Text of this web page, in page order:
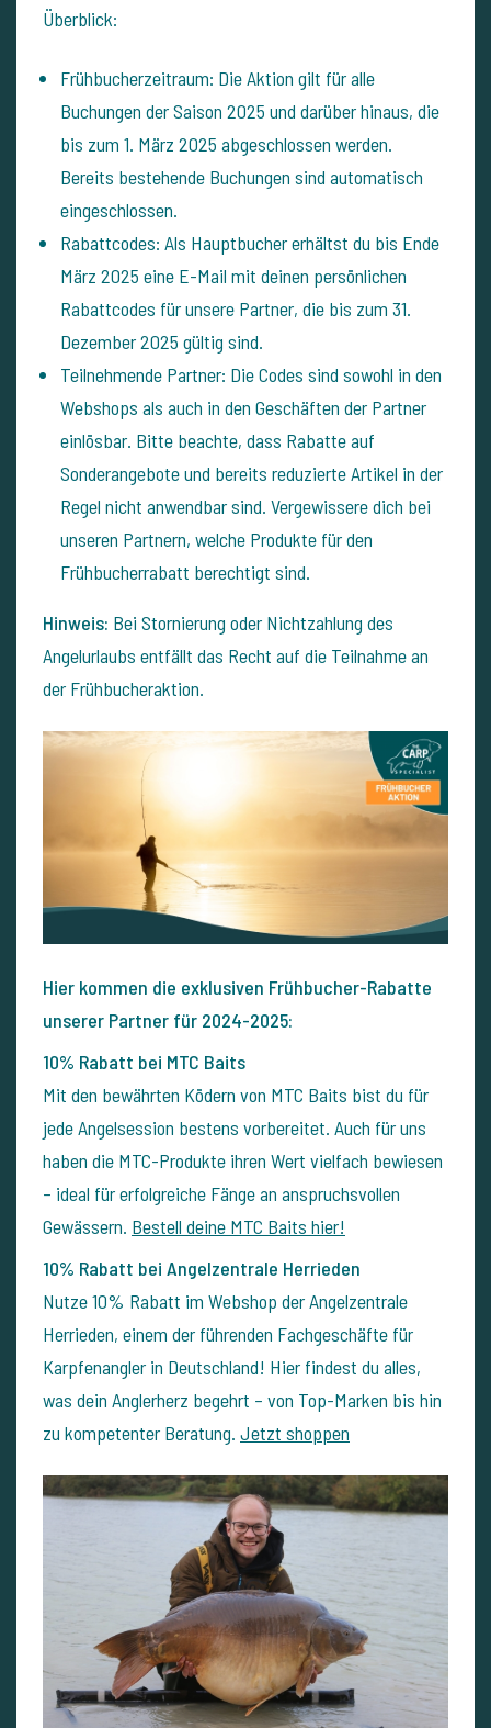
Überblick:
Frühbucherzeitraum: Die Aktion gilt für alle
Buchungen der Saison 2025 und darüber hinaus, die
bis zum 1. März 2025 abgeschlossen werden.
Bereits bestehende Buchungen sind automatisch
eingeschlossen.
Rabattcodes: Als Hauptbucher erhältst du bis Ende
März 2025 eine E-Mail mit deinen persönlichen
Rabattcodes für unsere Partner, die bis zum 31.
Dezember 2025 gültig sind.
Teilnehmende Partner: Die Codes sind sowohl in den
Webshops als auch in den Geschäften der Partner
einlösbar. Bitte beachte, dass Rabatte auf
Sonderangebote und bereits reduzierte Artikel in der
Regel nicht anwendbar sind. Vergewissere dich bei
unseren Partnern, welche Produkte für den
Frühbucherrabatt berechtigt sind.
Hinweis: Bei Stornierung oder Nichtzahlung des
Angelurlaubs entfällt das Recht auf die Teilnahme an
der Frühbucheraktion.
Hier kommen die exklusiven Frühbucher-Rabatte
unserer Partner für 2024-2025:
10% Rabatt bei MTC Baits
Mit den bewährten Ködern von MTC Baits bist du für
jede Angelsession bestens vorbereitet. Auch für uns
haben die MTC-Produkte ihren Wert vielfach bewiesen
– ideal für erfolgreiche Fänge an anspruchsvollen
Gewässern. Bestell deine MTC Baits hier!
10% Rabatt bei Angelzentrale Herrieden
Nutze 10% Rabatt im Webshop der Angelzentrale
Herrieden, einem der führenden Fachgeschäfte für
Karpfenangler in Deutschland! Hier findest du alles,
was dein Anglerherz begehrt – von Top-Marken bis hin
zu kompetenter Beratung. Jetzt shoppen